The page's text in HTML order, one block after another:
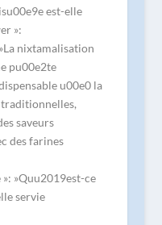
est-elle
»:
nixtamalisation
pu00e2te
u00e0 la
saveurs
des farines
»: »Quu2019est-ce
servie